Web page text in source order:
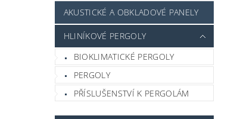
AKUSTICKÉ A OBKLADOVÉ PANELY
HLINÍKOVÉ PERGOLY
BIOKLIMATICKÉ PERGOLY
PERGOLY
PŘÍSLUŠENSTVÍ K PERGOLÁM